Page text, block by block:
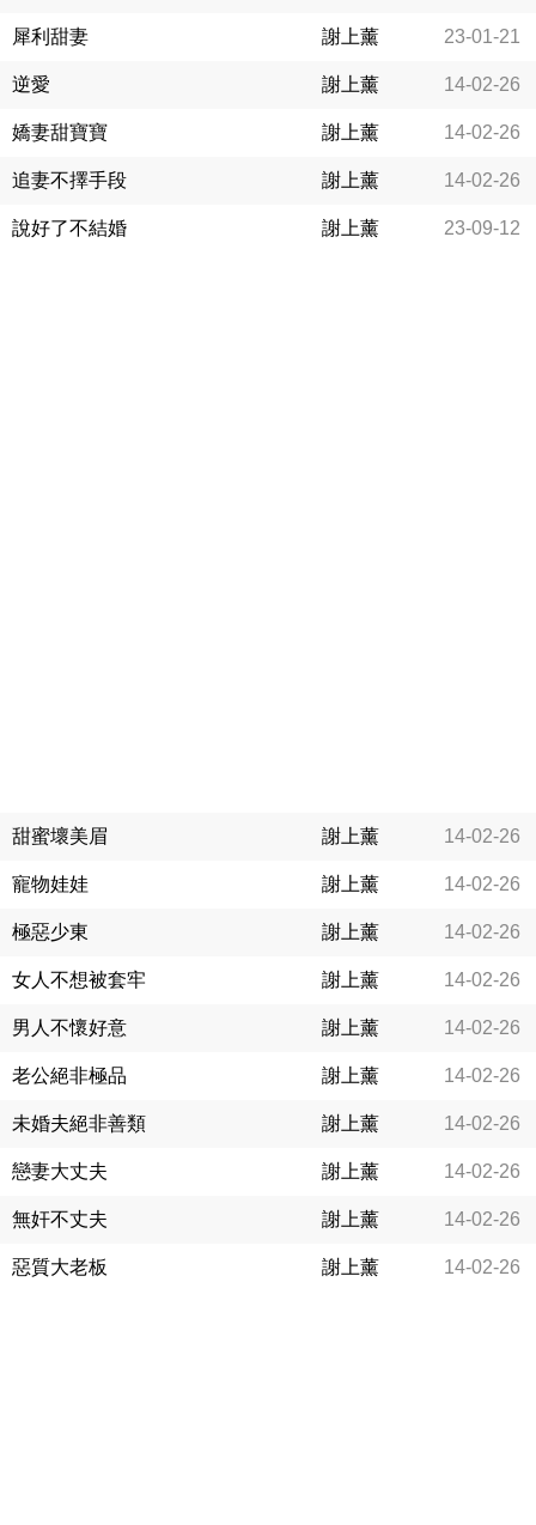
犀利甜妻 謝上薰 23-01-21
逆愛 謝上薰 14-02-26
嬌妻甜寶寶 謝上薰 14-02-26
追妻不擇手段 謝上薰 14-02-26
說好了不結婚 謝上薰 23-09-12
甜蜜壞美眉 謝上薰 14-02-26
寵物娃娃 謝上薰 14-02-26
極惡少東 謝上薰 14-02-26
女人不想被套牢 謝上薰 14-02-26
男人不懷好意 謝上薰 14-02-26
老公絕非極品 謝上薰 14-02-26
未婚夫絕非善類 謝上薰 14-02-26
戀妻大丈夫 謝上薰 14-02-26
無奸不丈夫 謝上薰 14-02-26
惡質大老板 謝上薰 14-02-26